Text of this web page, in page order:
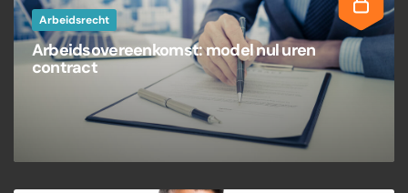
Arbeidsrecht
Arbeidsovereenkomst: model nul uren
contract